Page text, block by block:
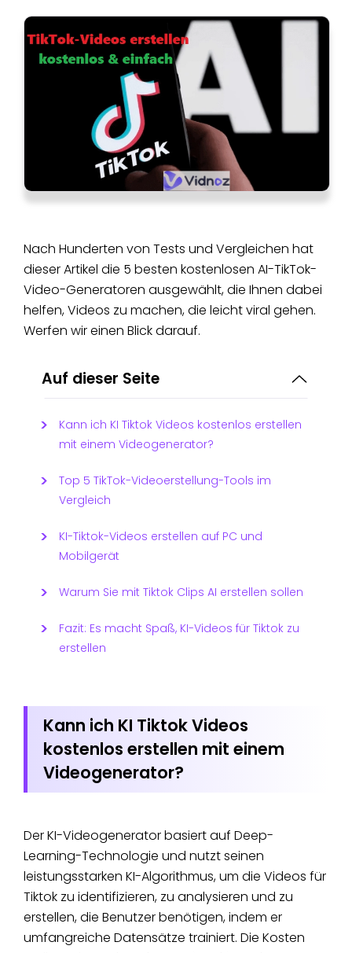
Nach Hunderten von Tests und Vergleichen hat
dieser Artikel die 5 besten kostenlosen AI-TikTok-
Video-Generatoren ausgewählt, die Ihnen dabei
helfen, Videos zu machen, die leicht viral gehen.
Werfen wir einen Blick darauf.
Auf dieser Seite
Kann ich KI Tiktok Videos kostenlos erstellen
mit einem Videogenerator?
Top 5 TikTok-Videoerstellung-Tools im
Vergleich
KI-Tiktok-Videos erstellen auf PC und
Mobilgerät
Warum Sie mit Tiktok Clips AI erstellen sollen
Fazit: Es macht Spaß, KI-Videos für Tiktok zu
erstellen
Kann ich KI Tiktok Videos
kostenlos erstellen mit einem
Videogenerator?
Der KI-Videogenerator basiert auf Deep-
Learning-Technologie und nutzt seinen
leistungsstarken KI-Algorithmus, um die Videos für
Tiktok zu identifizieren, zu analysieren und zu
erstellen, die Benutzer benötigen, indem er
umfangreiche Datensätze trainiert. Die Kosten